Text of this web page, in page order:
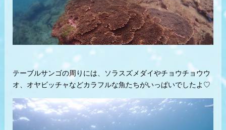
テーブルサンゴの周りには、ソラスズメダイやチョウチョウウ
オ、オヤビッチャなどカラフルな魚たちがいっぱいでしたよ♡